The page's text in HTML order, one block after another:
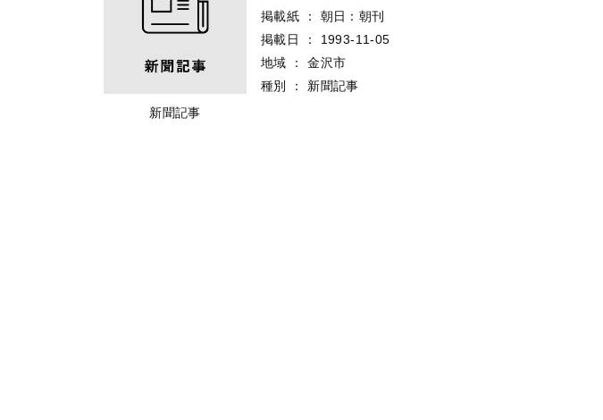
新聞記事
掲載紙 ：
朝日：朝刊
掲載日
：
1993-11-05
地域
：
金沢市
種別
： 新聞記事